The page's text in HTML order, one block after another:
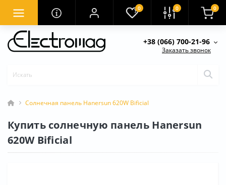
0 0 0
+38 (066) 700-21-96
Заказать звонок
Солнечная панель Hanersun 620W Bificial
Купить солнечную панель Hanersun
620W Bificial